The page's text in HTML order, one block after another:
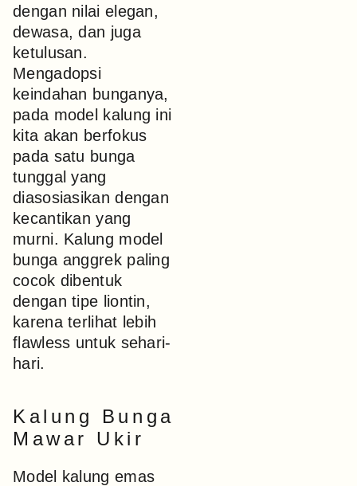
dengan nilai elegan,
dewasa, dan juga
ketulusan.
Mengadopsi
keindahan bunganya,
pada model kalung ini
kita akan berfokus
pada satu bunga
tunggal yang
diasosiasikan dengan
kecantikan yang
murni. Kalung model
bunga anggrek paling
cocok dibentuk
dengan tipe liontin,
karena terlihat lebih
flawless untuk sehari-
hari.
Kalung Bunga
Mawar Ukir
Model kalung emas